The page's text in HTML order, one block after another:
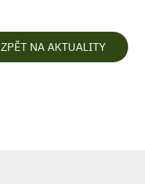
ZPĚT NA AKTUALITY